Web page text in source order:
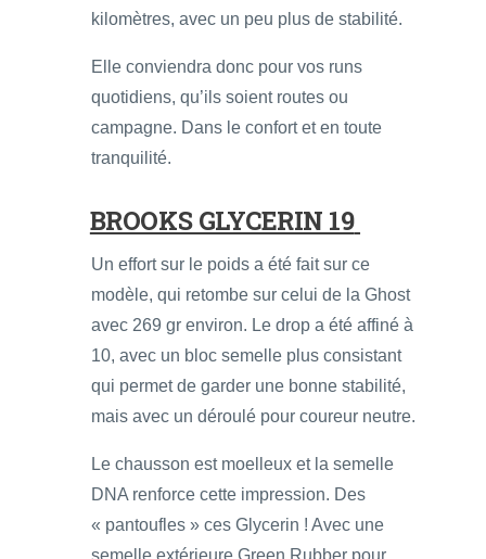
kilomètres, avec un peu plus de stabilité.
Elle conviendra donc pour vos runs
quotidiens, qu’ils soient routes ou
campagne. Dans le confort et en toute
tranquilité.
BROOKS GLYCERIN 19
Un effort sur le poids a été fait sur ce
modèle, qui retombe sur celui de la Ghost
avec 269 gr environ. Le drop a été affiné à
10, avec un bloc semelle plus consistant
qui permet de garder une bonne stabilité,
mais avec un déroulé pour coureur neutre.
Le chausson est moelleux et la semelle
DNA renforce cette impression. Des
« pantoufles » ces Glycerin ! Avec une
semelle extérieure Green Rubber pour